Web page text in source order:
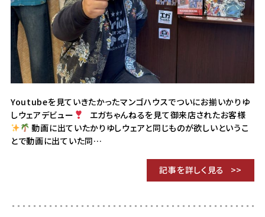
Youtubeを見ていきたかったマンゴハウスでついにお揃いかりゆ
しウェアデビュー
エガちゃんねるを見て御来店されたお客様
動画に出ていたかりゆしウェアと同じものが欲しいというこ
とで動画に出ていた同…
記事を詳しく見る